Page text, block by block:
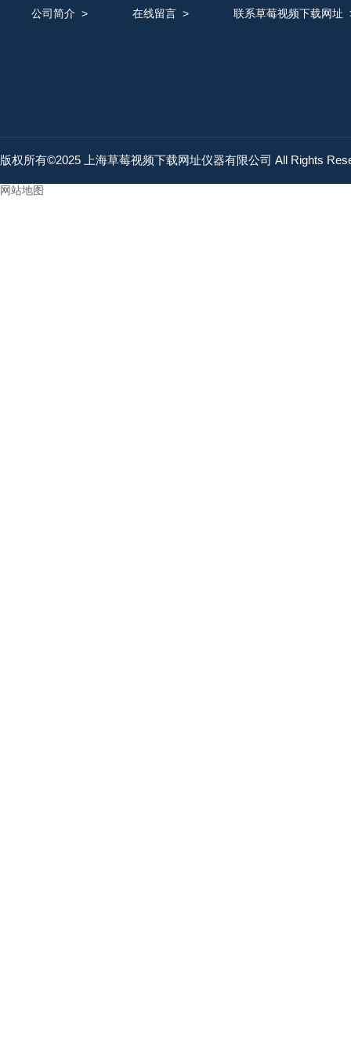
公司简介 > 在线留言> 联系草莓视频下载网址
版权所有©2025 上海草莓视频下载网址仪器有限公司 All Rights
网站地图